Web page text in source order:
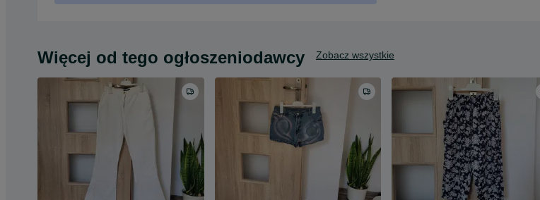
Więcej od tego ogłoszeniodawcy Zobacz wszystkie